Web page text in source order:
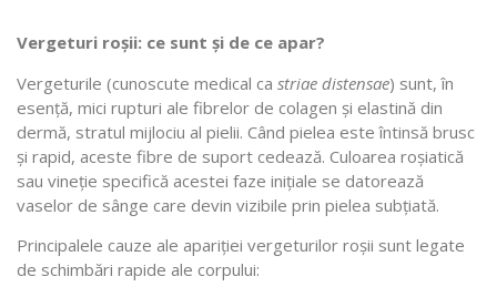
Vergeturi roșii: ce sunt și de ce apar?
Vergeturile (cunoscute medical ca striae distensae) sunt, în
esență, mici rupturi ale fibrelor de colagen și elastină din
dermă, stratul mijlociu al pielii. Când pielea este întinsă brusc
și rapid, aceste fibre de suport cedează. Culoarea roșiatică
sau vineție specifică acestei faze inițiale se datorează
vaselor de sânge care devin vizibile prin pielea subțiată.
Principalele cauze ale apariției vergeturilor roșii sunt legate
de schimbări rapide ale corpului: